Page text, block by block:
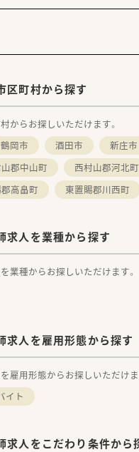
区町村から探す
からお探しいただけます。
鶴岡市 酒田市 新庄市
郡中山町 西村山郡河北町
高畠町 東置賜郡川西町
求人を業種から探す
業種からお探しいただけます。
求人を雇用形態から探す
雇用形態からお探しいただけま
イト
求人をこだわり条件から